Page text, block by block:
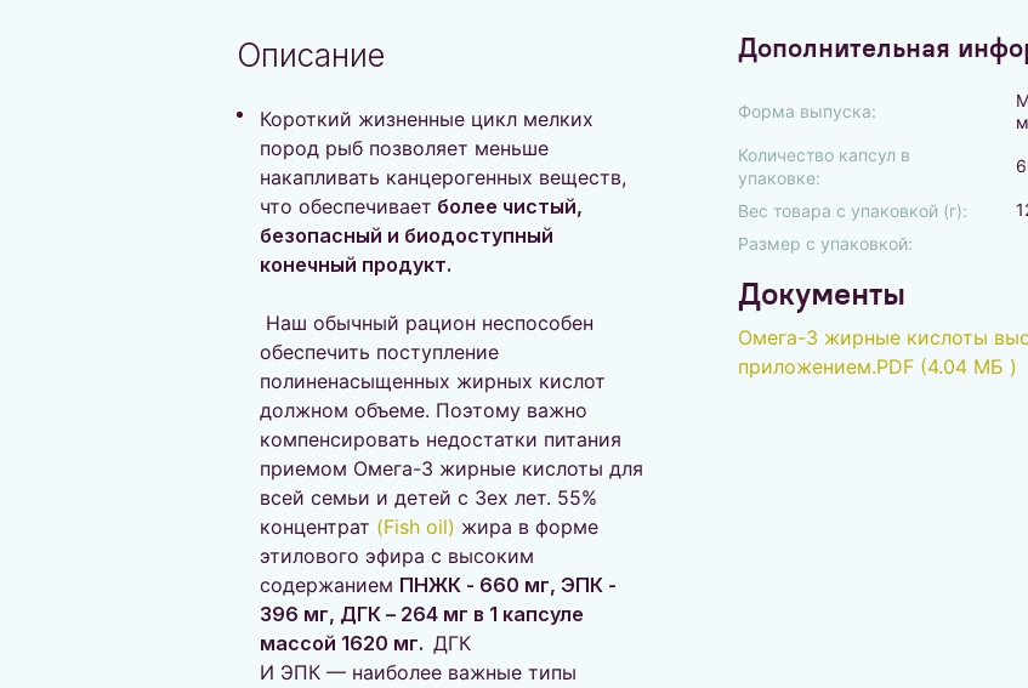
Описание
Короткий жизненные цикл мелких
пород рыб позволяет меньше
накапливать канцерогенных веществ,
что обеспечивает более чистый,
безопасный и биодоступный
конечный продукт.
Наш обычный рацион неспособен
обеспечить поступление
полиненасыщенных жирных кислот
должном объеме. Поэтому важно
компенсировать недостатки питания
приемом Омега-3 жирные кислоты для
всей семьи и детей с 3ех лет. 55%
концентрат (Fish oil) жира в форме
этилового эфира с высоким
содержанием ПНЖК - 660 мг, ЭПК -
396 мг, ДГК – 264 мг в 1 капсуле
массой 1620 мг. ДГК
И ЭПК — наиболее важные типы
Дополнительная
Форма выпуска:
Количество капсул в
упаковке:
Вес товара с упаковкой (г):
Размер с упаковкой:
Документы
Омега-3 жирные кислоты
приложением.PDF (4.04 МБ )